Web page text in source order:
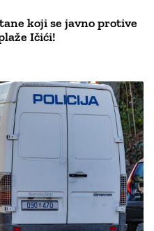
koji se javno protive
Ičići!